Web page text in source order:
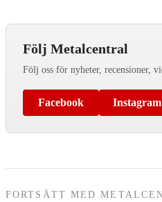
Följ Metalcentral
Följ oss för nyheter, recensioner,
Facebook Instagram
FORTSÄTT MED